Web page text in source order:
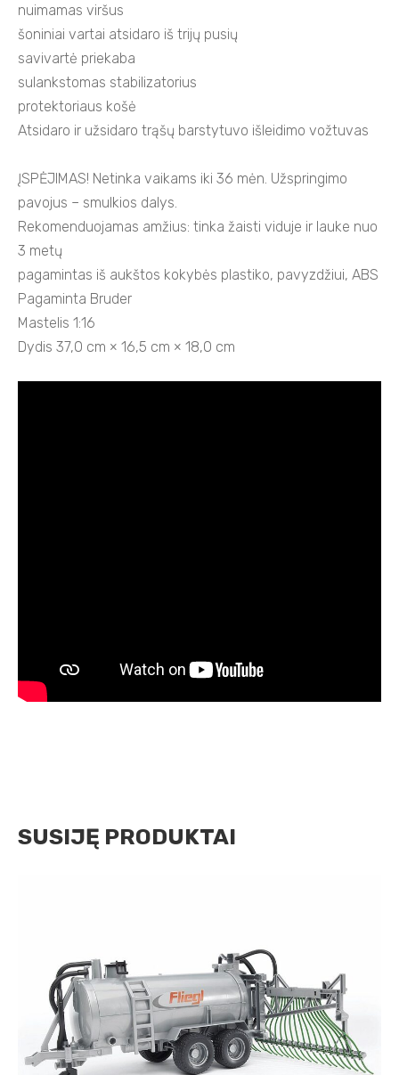
nuimamas viršus
šoniniai vartai atsidaro iš trijų pusių
savivartė priekaba
sulankstomas stabilizatorius
protektoriaus košė
Atsidaro ir užsidaro trąšų barstytuvo išleidimo vožtuvas
ĮSPĖJIMAS! Netinka vaikams iki 36 mėn. Užspringimo
pavojus – smulkios dalys.
Rekomenduojamas amžius: tinka žaisti viduje ir lauke nuo
3 metų
pagamintas iš aukštos kokybės plastiko, pavyzdžiui, ABS
Pagaminta Bruder
Mastelis 1:16
Dydis 37,0 cm × 16,5 cm × 18,0 cm
SUSIJĘ PRODUKTAI